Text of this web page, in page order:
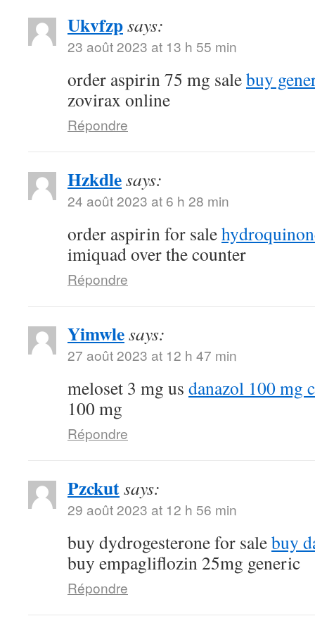
Ukvfzpsays:
23 août 2023 at 13 h 55 min
order aspirin 75 mg salebuy
zovirax online
Répondre
Hzkdlesays:
24 août 2023 at 6 h 28 min
order aspirin for sale
imiquad over the counter
Répondre
Yimwlesays:
27 août 2023 at 12 h 47 min
meloset 3 mg us danazol 100 mg
100 mg
Répondre
Pzckutsays:
29 août 2023 at 12 h 56 min
buy dydrogesterone for salebuy
buy empagliflozin 25mg generic
Répondre